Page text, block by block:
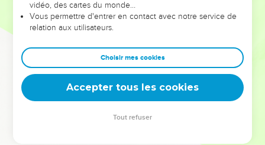
sont elles qui les ont façonnés.
Dans cette conférence, leaders, entrepreneurs, et responsables
clés pour avancer avec plus de sagesse afin que leurs erreurs
deviennent vos tremplins. Que vous guidiez un ministère, une
équipe, un groupe ou une famille, leur expérience est faite
vidéo, des cartes du monde…
Vous permettre d'entrer en contact avec notre service de
relation aux utilisateurs.
Choisir mes cookies
Accepter tous les cookies
Tout refuser